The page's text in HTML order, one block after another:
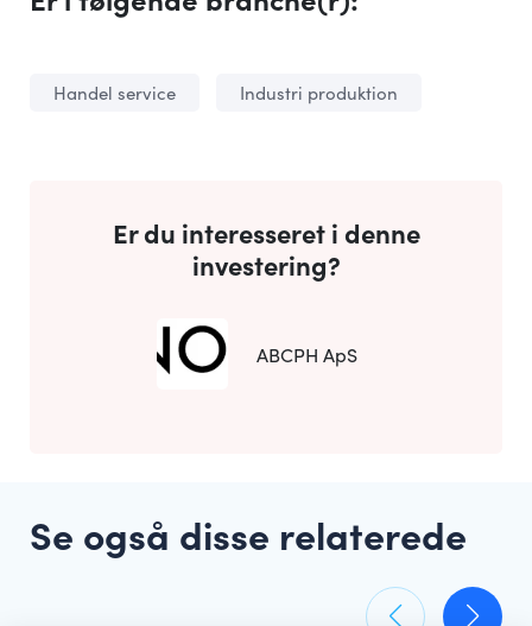
Handel service Industri produktion
Er du interesseret i denne
investering?
ABCPH ApS
Se også disse relaterede